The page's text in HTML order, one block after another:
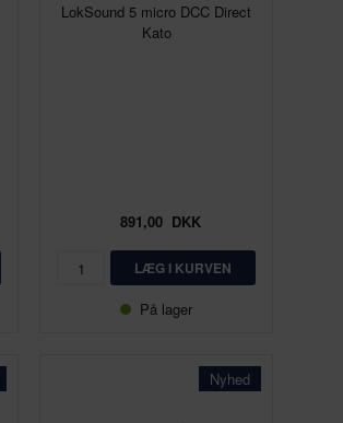
LokSound 5 micro DCC Direct
Kato
891,00 DKK
På lager
Nyhed